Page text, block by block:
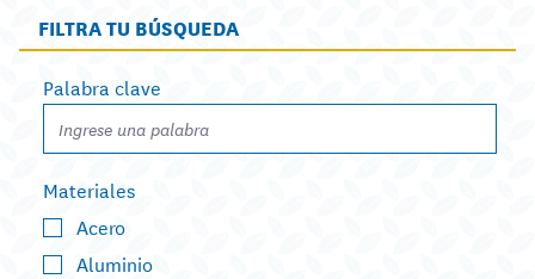
FILTRA TU BÚSQUEDA
Palabra clave
Materiales
Acero
Aluminio